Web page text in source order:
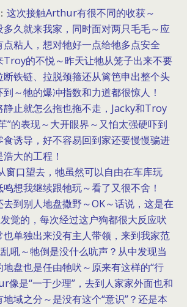
： 这次接触Arthur有很不同的收获～
久就来我家，同时面对两只毛毛～应
粘人，想对牠好一点给牠多点安全
Troy的不悦～昨天让牠从笼子出来不要
铁链、拉脱颈箍还从篱笆申出整个头
～牠的爆冲指数和力道都很惊人！
止就怎么拖也拖不走，Jacky和Troy
”的表现～大开眼界～又怕太强硬吓到
诱导，好不容易回到家还要慢慢骗进
大的工程！
窗口望去，牠虽然可以自由在车库玩
想我继续跟牠玩～看了又很不舍！
到别人地盘撒野～OK～话说，这是在
觉的，每次经过这户狗都很大反应吠
单独出来没有主人带领，来到我家范
吼～牠倒是没什么吭声？从中发现当
盘也是任由牠吠～原来有这样的“行
像是“一于少理”，去到人家家外面也和
域之分～是没有这个“意识”？还是本